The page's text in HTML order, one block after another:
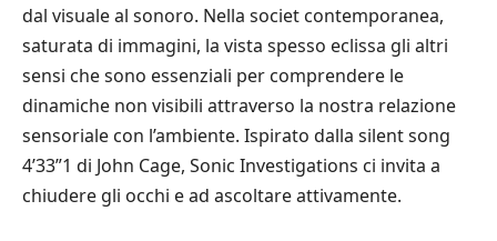
dal visuale al sonoro. Nella societ contemporanea,
saturata di immagini, la vista spesso eclissa gli altri
sensi che sono essenziali per comprendere le
dinamiche non visibili attraverso la nostra relazione
sensoriale con l’ambiente. Ispirato dalla silent song
4’33”1 di John Cage, Sonic Investigations ci invita a
chiudere gli occhi e ad ascoltare attivamente.